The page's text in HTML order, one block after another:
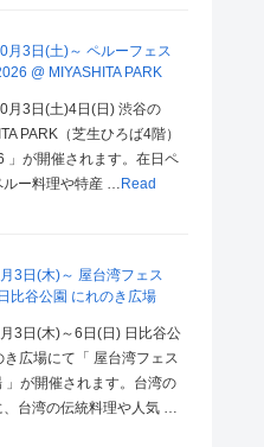
月3日(土)～ ペルーフェス
@ MIYASHITA PARK
月3日(土)4日(日) 渋谷の
PARK（芝生ひろば4階）
」が開催されます。在日ペ
ルー料理や特産 … Read
3日(木)～ 屋台湾フェス
比谷公園 にれのき広場
3日(木)～6日(日) 日比谷公
き広場にて「 屋台湾フェス
が開催されます。台湾の
、台湾の伝統料理や人気 …